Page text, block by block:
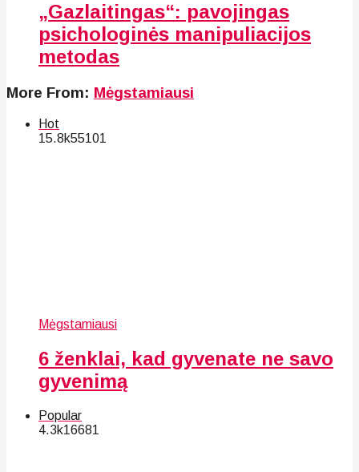
„Gazlaitingas“: pavojingas
psichologinės manipuliacijos
metodas
More From: Mėgstamiausi
Hot
15.8k55101
Mėgstamiausi
6 ženklai, kad gyvenate ne savo
gyvenimą
Popular
4.3k16681